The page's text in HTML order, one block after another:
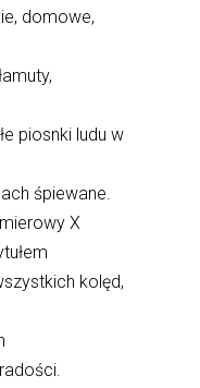
domowe,
piosnki ludu w
śpiewane.
X
kolęd,